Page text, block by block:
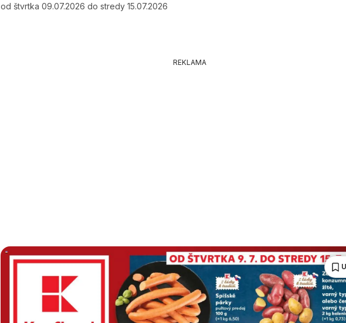
od štvrtka 09.07.2026 do stredy 15.07.2026
REKLAMA